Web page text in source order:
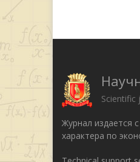
Scientific
Журнал издается
характера по